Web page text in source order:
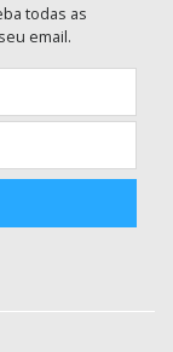
todas as
email.